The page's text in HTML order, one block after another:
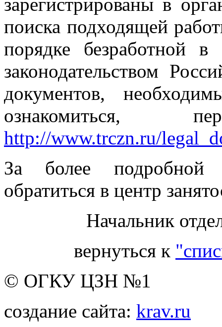
поиска подходящей
порядке безработной
законодательством
документов,
ознакомиться,
http://www.trczn.ru/
За более подробной
обратиться в центр
Начальник
вернуться к
© ОГКУ ЦЗН №1
создание сайта: krav.ru